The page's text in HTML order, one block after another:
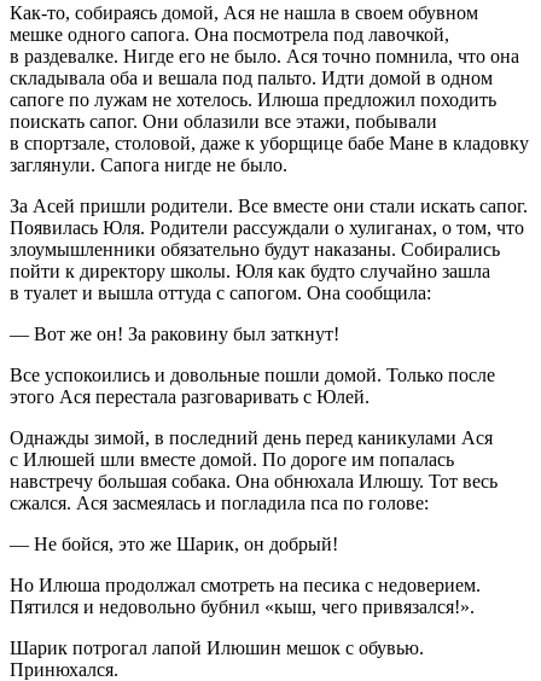
Как-то, собираясь домой, Ася не нашла в своем обувном
мешке одного сапога. Она посмотрела под лавочкой,
в раздевалке. Нигде его не было. Ася точно помнила, что она
складывала оба и вешала под пальто. Идти домой в одном
сапоге по лужам не хотелось. Илюша предложил походить
поискать сапог. Они облазили все этажи, побывали
в спортзале, столовой, даже к уборщице бабе Мане в кладовку
заглянули. Сапога нигде не было.
За Асей пришли родители. Все вместе они стали искать сапог.
Появилась Юля. Родители рассуждали о хулиганах, о том, что
злоумышленники обязательно будут наказаны. Собирались
пойти к директору школы. Юля как будто случайно зашла
в туалет и вышла оттуда с сапогом. Она сообщила:
— Вот же он! За раковину был заткнут!
Все успокоились и довольные пошли домой. Только после
этого Ася перестала разговаривать с Юлей.
Однажды зимой, в последний день перед каникулами Ася
с Илюшей шли вместе домой. По дороге им попалась
навстречу большая собака. Она обнюхала Илюшу. Тот весь
сжался. Ася засмеялась и погладила пса по голове:
— Не бойся, это же Шарик, он добрый!
Но Илюша продолжал смотреть на песика с недоверием.
Пятился и недовольно бубнил «кыш, чего привязался!».
Шарик потрогал лапой Илюшин мешок с обувью.
Принюхался.